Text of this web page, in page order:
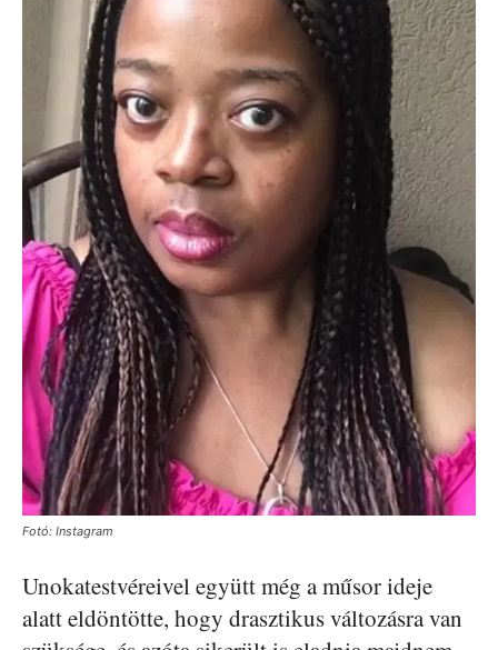
Fotó: Instagram
Unokatestvéreivel együtt még a műsor ideje
alatt eldöntötte, hogy drasztikus változásra van